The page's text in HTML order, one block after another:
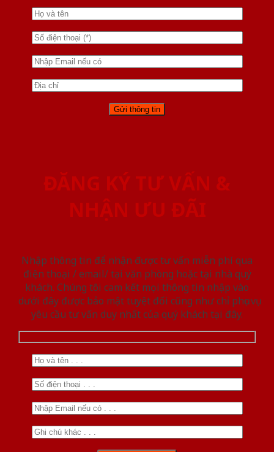
ĐĂNG KÝ TƯ VẤN &
NHẬN ƯU ĐÃI
Nhập thông tin để nhận được tư vấn miễn phí qua
điện thoại / email/ tại văn phòng hoặc tại nhà quý
khách. Chúng tôi cam kết mọi thông tin nhập vào
dưới đây được bảo mật tuyệt đối cũng như chỉ phục vụ
yêu cầu tư vấn duy nhất của quý khách tại đây.